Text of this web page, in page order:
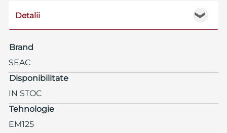
❯
Detalii
Brand
SEAC
Disponibilitate
IN STOC
Tehnologie
EM125